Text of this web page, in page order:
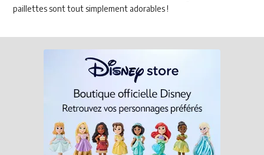
paillettes sont tout simplement adorables !